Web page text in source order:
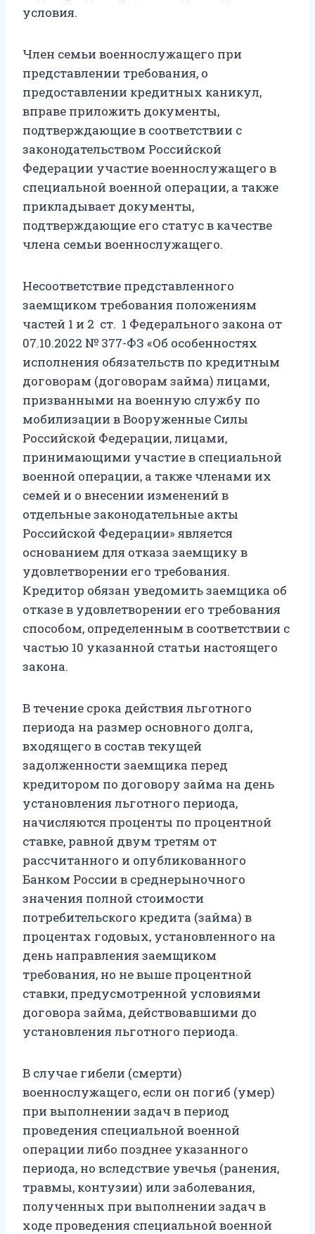
условия.
Член семьи военнослужащего при
представлении требования, о
предоставлении кредитных каникул,
вправе приложить документы,
подтверждающие в соответствии с
законодательством Российской
Федерации участие военнослужащего в
специальной военной операции, а также
прикладывает документы,
подтверждающие его статус в качестве
члена семьи военнослужащего.
Несоответствие представленного
заемщиком требования положениям
частей 1 и 2 ст. 1 Федерального закона от
07.10.2022 № 377-ФЗ «Об особенностях
исполнения обязательств по кредитным
договорам (договорам займа) лицами,
призванными на военную службу по
мобилизации в Вооруженные Силы
Российской Федерации, лицами,
принимающими участие в специальной
военной операции, а также членами их
семей и о внесении изменений в
отдельные законодательные акты
Российской Федерации» является
основанием для отказа заемщику в
удовлетворении его требования.
Кредитор обязан уведомить заемщика об
отказе в удовлетворении его требования
способом, определенным в соответствии с
частью 10 указанной статьи настоящего
закона.
В течение срока действия льготного
периода на размер основного долга,
входящего в состав текущей
задолженности заемщика перед
кредитором по договору займа на день
установления льготного периода,
начисляются проценты по процентной
ставке, равной двум третям от
рассчитанного и опубликованного
Банком России в среднерыночного
значения полной стоимости
потребительского кредита (займа) в
процентах годовых, установленного на
день направления заемщиком
требования, но не выше процентной
ставки, предусмотренной условиями
договора займа, действовавшими до
установления льготного периода.
В случае гибели (смерти)
военнослужащего, если он погиб (умер)
при выполнении задач в период
проведения специальной военной
операции либо позднее указанного
периода, но вследствие увечья (ранения,
травмы, контузии) или заболевания,
полученных при выполнении задач в
ходе проведения специальной военной